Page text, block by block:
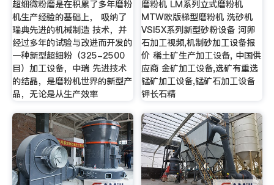
超细微粉磨是在积累了多年磨粉
机生产经验的基础上， 吸纳了
瑞典先进的机械制造 技术，并
经过多年的试验与改进而开发的
一种新型超细粉（325-2500
目）加工设备，中瑞 先进技术
的结晶，是磨粉机世界的新型产
品，无论是从生产效率
磨粉机 LM系列立式磨粉机
MTW欧版梯型磨粉机 洗砂机
VSI5X系列新型砂粉设备 河卵
石加工视频,机制砂加工设备报
价 稀土矿生产加工设备, 中国供
应商 金矿加工设备,选矿有重选
锰矿加工设备,锰矿石加工设备
钾长石精